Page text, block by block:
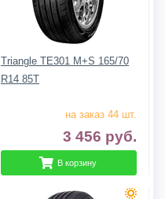
Triangle TE301 M+S 165/70
R14 85T
на заказ 44 шт.
3 456 руб.
В корзину